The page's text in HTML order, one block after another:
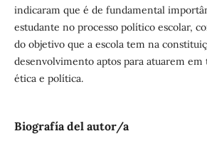
indicaram que é de fundamental
estudante no processo político escolar,
do objetivo que a escola tem na
desenvolvimento aptos para atuarem em
ética e política.
Biografía del autor/a